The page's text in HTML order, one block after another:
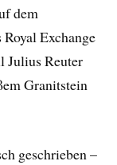
dem
Exchange
Julius Reuter
Granitstein
geschrieben –